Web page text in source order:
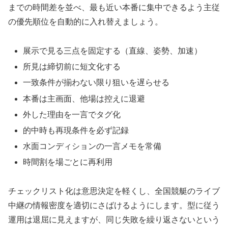
までの時間差を並べ、最も近い本番に集中できるよう主従
の優先順位を自動的に入れ替えましょう。
展示で見る三点を固定する（直線、姿勢、加速）
所見は締切前に短文化する
一致条件が揃わない限り狙いを遅らせる
本番は主画面、他場は控えに退避
外した理由を一言でタグ化
的中時も再現条件を必ず記録
水面コンディションの一言メモを常備
時間割を場ごとに再利用
チェックリスト化は意思決定を軽くし、全国競艇のライブ
中継の情報密度を適切にさばけるようにします。型に従う
運用は退屈に見えますが、同じ失敗を繰り返さないという